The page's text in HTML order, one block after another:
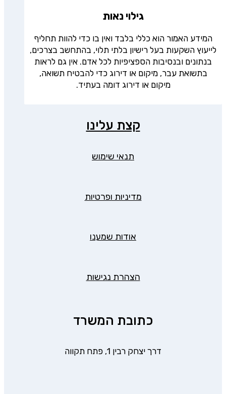
גילוי נאות
המידע האמור הוא כללי בלבד ואין בו כדי להוות תחליף
לייעוץ השקעות בעל רישיון בלתי תלוי, בהתחשב בצרכים,
בנתונים ובנסיבות הספציפיות לכל אדם. אין גם לראות
בתשואת עבר, מיקום או דירוג כדי להבטיח תשואה,
מיקום או דירוג דומה בעתיד.
קצת עלינו
תנאי שימוש
מדיניות ופרטיות
אודות שמענו
הצהרת נגישות
כתובת המשרד
דרך יצחק רבין 1, פתח תקווה